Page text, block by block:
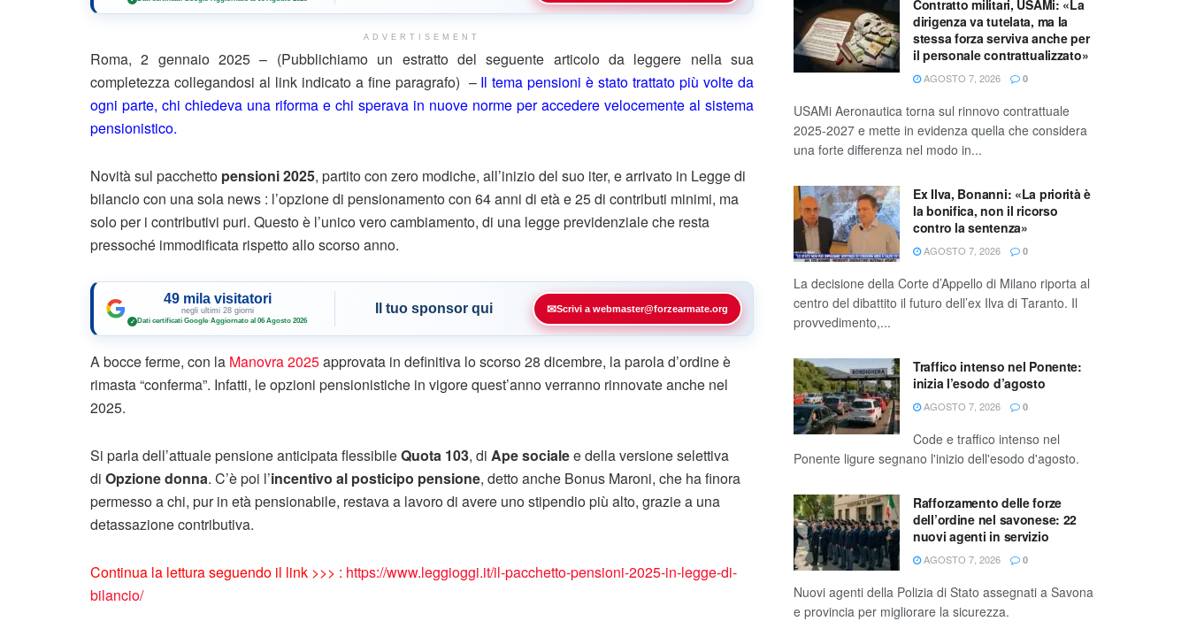
ADVERTISEMENT
Roma, 2 gennaio 2025 – (Pubblichiamo un estratto del seguente articolo da leggere nella sua
completezza collegandosi al link indicato a fine paragrafo) – Il tema pensioni è stato trattato più volte da
ogni parte, chi chiedeva una riforma e chi sperava in nuove norme per accedere velocemente al sistema
pensionistico.
Novità sul pacchetto pensioni 2025, partito con zero modiche, all’inizio del suo iter, e arrivato in Legge di
bilancio con una sola news : l’opzione di pensionamento con 64 anni di età e 25 di contributi minimi, ma
solo per i contributivi puri. Questo è l’unico vero cambiamento, di una legge previdenziale che resta
pressoché immodificata rispetto allo scorso anno.
49 mila visitatori
negli ultimi 28 giorni
✓ Dati certificati Google·Aggiornato al 06 Agosto 2026
Il tuo sponsor qui ✉Scrivi a webmaster@forzearmate.org
A bocce ferme, con la Manovra 2025approvata in definitiva lo scorso 28 dicembre, la parola d’ordine è
rimasta “conferma”. Infatti, le opzioni pensionistiche in vigore quest’anno verranno rinnovate anche nel
2025.
Si parla dell’attuale pensione anticipata flessibileQuota 103, di Ape socialee della versione selettiva
di Opzione donna. C’è poi l’incentivo al posticipo pensione, detto anche Bonus Maroni, che ha finora
permesso a chi, pur in età pensionabile, restava a lavoro di avere uno stipendio più alto, grazie a una
detassazione contributiva.
Continua la lettura seguendo il link >>> : https://www.leggioggi.it/il-pacchetto-pensioni-2025-in-legge-di-
bilancio/
Contratto militari, USAMi: «La
dirigenza va tutelata, ma la
stessa forza serviva anche per
il personale contrattualizzato»
AGOSTO 7, 2026 0
USAMi Aeronautica torna sul rinnovo contrattuale
2025-2027 e mette in evidenza quella che considera
una forte differenza nel modo in...
Ex Ilva, Bonanni: «La priorità è
la bonifica, non il ricorso
contro la sentenza»
AGOSTO 7, 2026 0
La decisione della Corte d’Appello di Milano riporta al
centro del dibattito il futuro dell’ex Ilva di Taranto. Il
provvedimento,...
Traffico intenso nel Ponente:
inizia l’esodo d’agosto
AGOSTO 7, 2026 0
Code e traffico intenso nel
Ponente ligure segnano l'inizio dell'esodo d'agosto.
Rafforzamento delle forze
dell’ordine nel savonese: 22
nuovi agenti in servizio
AGOSTO 7, 2026 0
Nuovi agenti della Polizia di Stato assegnati a Savona
e provincia per migliorare la sicurezza.